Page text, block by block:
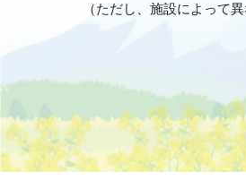
（ただし、施設によって